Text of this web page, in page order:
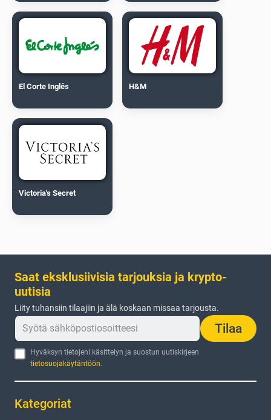
El Corte Inglés H&M
Victoria's Secret
Saat eksklusiivisia tarjouksia ja krypto-
uutisia
Liity tuhansiin tilaajiin ja älä koskaan missaa tarjousta.
Tilaa
Hyväksyn tietojeni käsittelyn ja suostun uutiskirjeen
tietosuojakäytäntöön.
Kategoriat